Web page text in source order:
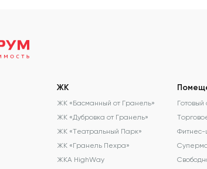
ЖК
ЖК «Басманный от Гранель»
ЖК «Дубровка от Гранель»
ЖК «Театральный Парк»
ЖК «Гранель Пехра»
ЖКА HighWay
Фитнес-